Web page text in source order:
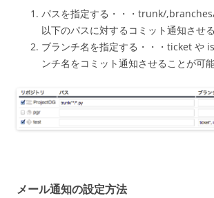
パスを指定する・・・trunk/
以下のパスに対するコミット通知させ
ブランチ名を指定する・・・ticket や
ンチ名をコミット通知させることが可
メール通知の設定方法